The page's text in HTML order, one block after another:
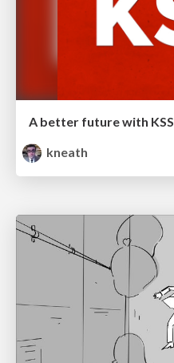
A better future with KSS
kneath